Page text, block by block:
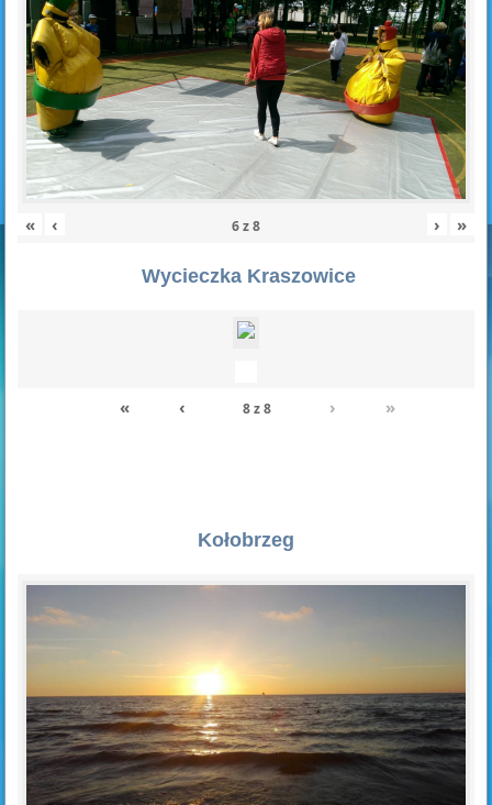
« ‹ 6z8 › »
Wycieczka Kraszowice
« ‹ 8z8 › »
Kołobrzeg